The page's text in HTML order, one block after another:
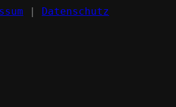
| Datenschutz